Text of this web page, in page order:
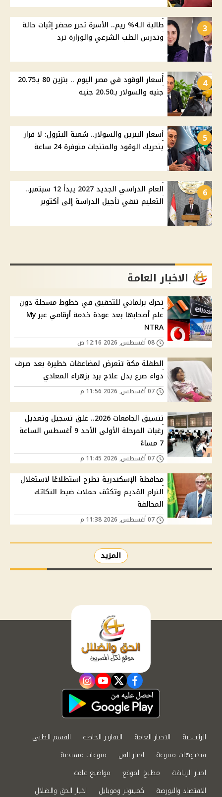
3
طالبة الـ4% ريم.. الأسرة تحرر محضر إثبات حالة
وتدرس الطب الشرعي والوزارة ترد
4
أسعار الوقود في مصر اليوم .. بنزين 80 بـ20.75
جنيه والسولار بـ20.50 جنيه
5
أسعار البنزين والسولار.. شعبة البترول: لا قرار
بتحريك الوقود والمنتجات متوفرة 24 ساعة
6
العام الدراسي الجديد 2027 يبدأ 12 سبتمبر..
التعليم تنفي تأجيل الدراسة إلى أكتوبر
الاخبار العامة
تحرك برلماني للتحقيق في خطوط مسجلة دون
علم أصحابها بعد عودة خدمة أرقامي عبر My
NTRA
الطفلة مكة تتعرض لمضاعفات خطيرة بعد صرف
دواء صرع بدل علاج برد بزهراء المعادي
تنسيق الجامعات 2026.. غلق تسجيل وتعديل
رغبات المرحلة الأولى الأحد 9 أغسطس الساعة
7 مساءً
محافظة الإسكندرية تطرح استطلاعًا لاستغلال
الترام القديم وتكثف حملات ضبط التكاتك
المخالفة
المزيد
facebook
twitter
youtube
instagram
الرئيسية الاخبار العامة التقارير الخاصة
القسم الطبي
فيديوهات متنوعة
اخبار الفن
منوعات مسيحية
اخبار الرياضة
مطبخ الموقع
مواضيع عامة
الاقتصاد والبورصة
كمبيوتر وموبايل اخبار الحق والضلال